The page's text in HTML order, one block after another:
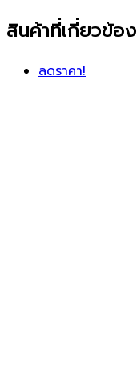
สินค้าที่เกี่ยวข้อง
ลดราคา!